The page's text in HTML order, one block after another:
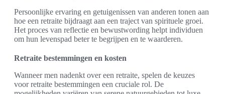
Persoonlijke ervaring en getuigenissen van anderen tonen aan
hoe een retraite bijdraagt aan een traject van spirituele groei.
Het proces van reflectie en bewustwording helpt individuen
om hun levenspad beter te begrijpen en te waarderen.
Retraite bestemmingen en kosten
Wanneer men nadenkt over een retraite, spelen de keuzes
voor retraite bestemmingen een cruciale rol. De